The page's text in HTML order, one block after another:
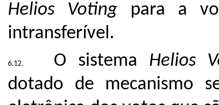
Helios Voting para a
intransferível.
O sistema Helios
dotado de mecanismo